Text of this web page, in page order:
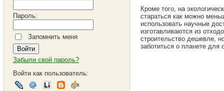
Пароль:
Запомнить меня
Забыли свой пароль?
Войти как пользователь:
Кроме того, на
стараться как можно
использовать научные
изготавливаются из
строительство дешевле,
заботиться о планете для